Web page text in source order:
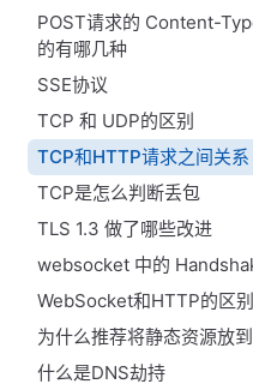
POST请求的 Content-
的有哪几种
SSE协议
TCP 和 UDP的区别
TCP和HTTP请求之间关系
TCP是怎么判断丢包
TLS 1.3 做了哪些改进
websocket 中的
WebSocket和HTTP的区别
为什么推荐将静态资源放
什么是DNS劫持